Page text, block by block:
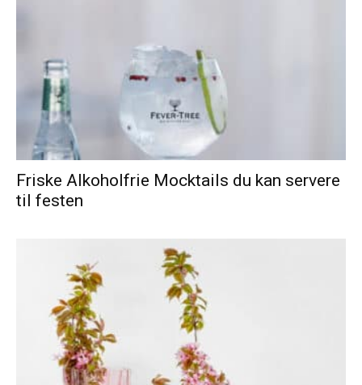
Friske Alkoholfrie Mocktails du kan servere
til festen